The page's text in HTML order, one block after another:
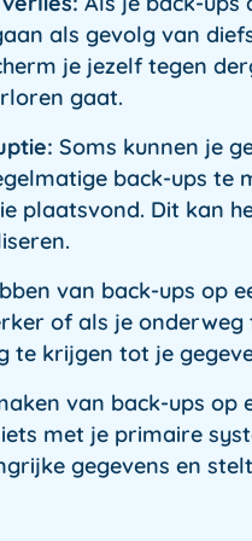
als gevolg van
je jezelf tegen
gaat.
Soms kunnen je
back-ups te
plaatsvond. Dit kan
van back-ups op
of als je
te krijgen tot je
van back-ups op
met je primaire
gegevens en